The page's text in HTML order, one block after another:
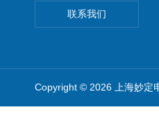
联系我们
Copyright © 2026 上海妙定